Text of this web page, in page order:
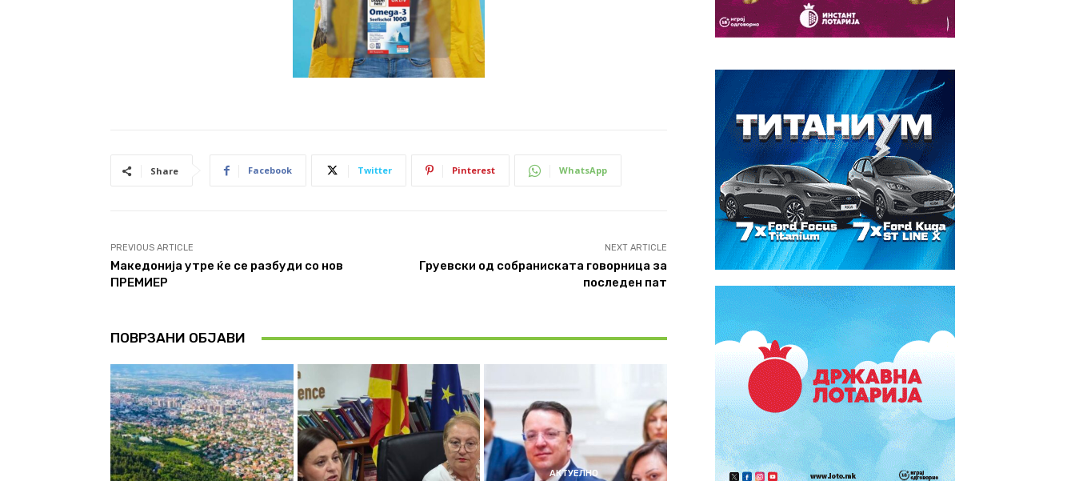
Share Facebook Twitter Pinterest WhatsApp
PREVIOUS ARTICLE
Македонија утре ќе се разбуди со нов
ПРЕМИЕР
NEXT ARTICLE
Груевски од собраниската говорница за
последен пат
ПОВРЗАНИ ОБЈАВИ
АКТУЕЛНО